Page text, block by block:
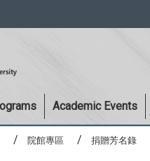
Academic Events
院館專區 捐贈芳名錄